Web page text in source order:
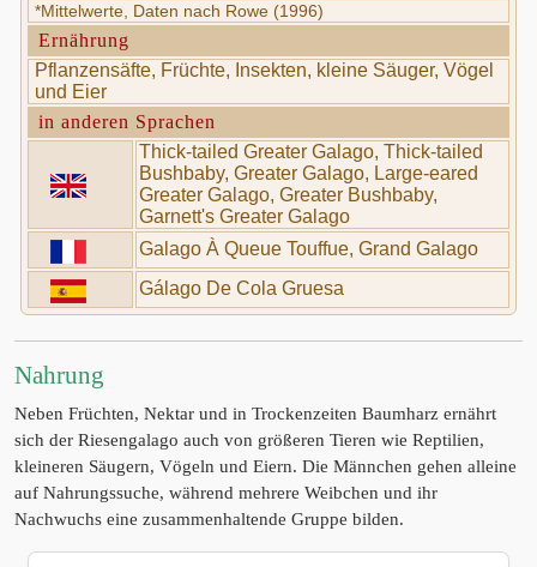
*Mittelwerte, Daten nach Rowe (1996)
Ernährung
Pflanzensäfte, Früchte, Insekten, kleine Säuger, Vögel
und Eier
in anderen Sprachen
Thick-tailed Greater Galago, Thick-tailed
Bushbaby, Greater Galago, Large-eared
Greater Galago, Greater Bushbaby,
Garnett's Greater Galago
Galago À Queue Touffue, Grand Galago
Gálago De Cola Gruesa
Nahrung
Neben Früchten, Nektar und in Trockenzeiten Baumharz ernährt
sich der Riesengalago auch von größeren Tieren wie Reptilien,
kleineren Säugern, Vögeln und Eiern. Die Männchen gehen alleine
auf Nahrungssuche, während mehrere Weibchen und ihr
Nachwuchs eine zusammenhaltende Gruppe bilden.